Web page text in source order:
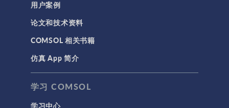
用户案例
论文和技术资料
COMSOL 相关书籍
仿真 App 简介
学习 COMSOL
学习中心